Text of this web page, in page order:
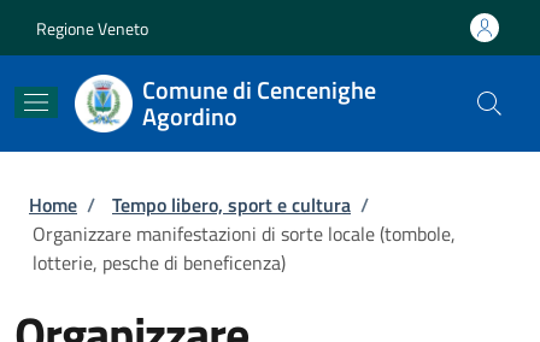
Regione Veneto
Comune di Cencenighe
Agordino
Briciole di pane
Home / Tempo libero, sport e cultura /
Organizzare manifestazioni di sorte locale (tombole,
lotterie, pesche di beneficenza)